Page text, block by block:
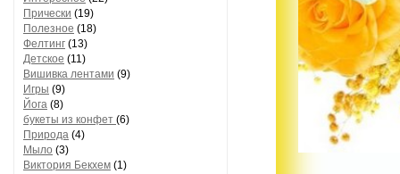
Прически (19)
Полезное (18)
Фелтинг (13)
Детское (11)
Вишивка лентами (9)
Игры (9)
Йога (8)
букеты из конфет (6)
Природа (4)
Мыло (3)
Виктория Бекхем (1)